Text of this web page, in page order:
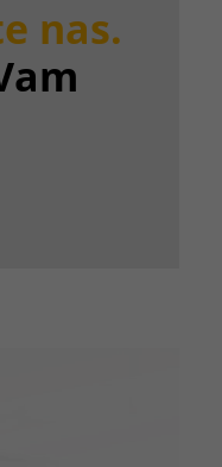
nas.